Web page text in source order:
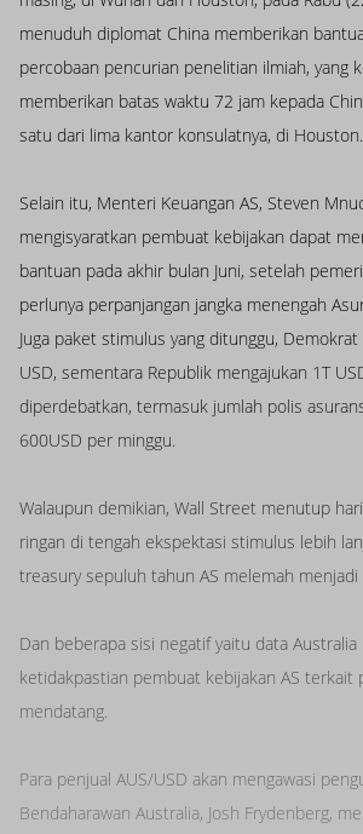
menuduh diplomat China memberikan
percobaan pencurian penelitian ilmiah, yang
memberikan batas waktu 72 jam kepada
satu dari lima kantor konsulatnya, di Houston.
Selain itu, Menteri Keuangan AS, Steven
mengisyaratkan pembuat kebijakan dapat
bantuan pada akhir bulan Juni, setelah
perlunya perpanjangan jangka menengah
Juga paket stimulus yang ditunggu,
USD, sementara Republik mengajukan 1T
diperdebatkan, termasuk jumlah polis
600USD per minggu.
Walaupun demikian, Wall Street menutup
ringan di tengah ekspektasi stimulus lebih
treasury sepuluh tahun AS melemah menjadi
Dan beberapa sisi negatif yaitu data
ketidakpastian pembuat kebijakan AS terkait
mendatang.
Para penjual AUS/USD akan mengawasi
Bendaharawan Australia, Josh Frydenberg,